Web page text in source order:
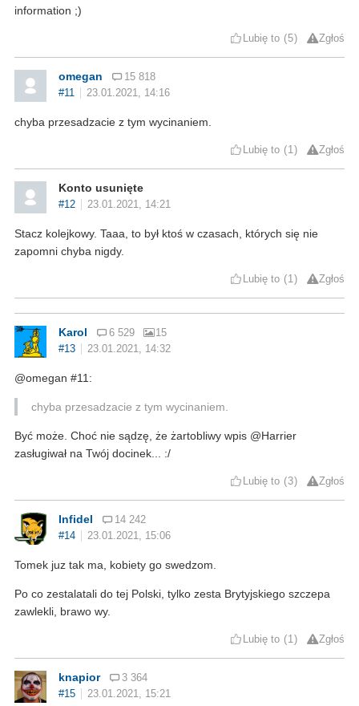
information ;)
Lubię to 5 Zgłoś
omegan
15 818
#11
23.01.2021, 14:16
chyba przesadzacie z tym wycinaniem.
Lubię to 1 Zgłoś
Konto usunięte
#12 23.01.2021, 14:21
Stacz kolejkowy. Taaa, to był ktoś w czasach, których się nie
zapomni chyba nigdy.
Lubię to 1 Zgłoś
Karol 6 529
15
#13
23.01.2021, 14:32
@omegan #11:
chyba przesadzacie z tym wycinaniem.
Być może. Choć nie sądzę, że żartobliwy wpis @Harrier
zasługiwał na Twój docinek... :/
Lubię to 3 Zgłoś
Infidel
14 242
#14
23.01.2021, 15:06
Tomek juz tak ma, kobiety go swedzom.
Po co zestalatali do tej Polski, tylko zesta Brytyjskiego szczepa
zawlekli, brawo wy.
Lubię to 1 Zgłoś
knapior
3 364
#15
23.01.2021, 15:21